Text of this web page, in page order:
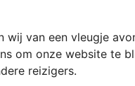
wij van een vleugje
om onze website te
reizigers.